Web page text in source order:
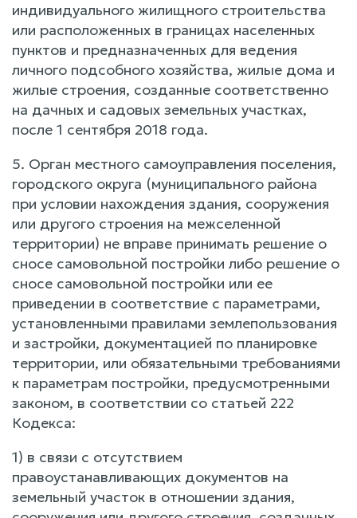
индивидуального жилищного строительства
или расположенных в границах населенных
пунктов и предназначенных для ведения
личного подсобного хозяйства, жилые дома и
жилые строения, созданные соответственно
на дачных и садовых земельных участках,
после 1 сентября 2018 года.
5. Орган местного самоуправления поселения,
городского округа (муниципального района
при условии нахождения здания, сооружения
или другого строения на межселенной
территории) не вправе принимать решение о
сносе самовольной постройки либо решение о
сносе самовольной постройки или ее
приведении в соответствие с параметрами,
установленными правилами землепользования
и застройки, документацией по планировке
территории, или обязательными требованиями
к параметрам постройки, предусмотренными
законом, в соответствии со статьей 222
Кодекса:
1) в связи с отсутствием
правоустанавливающих документов на
земельный участок в отношении здания,